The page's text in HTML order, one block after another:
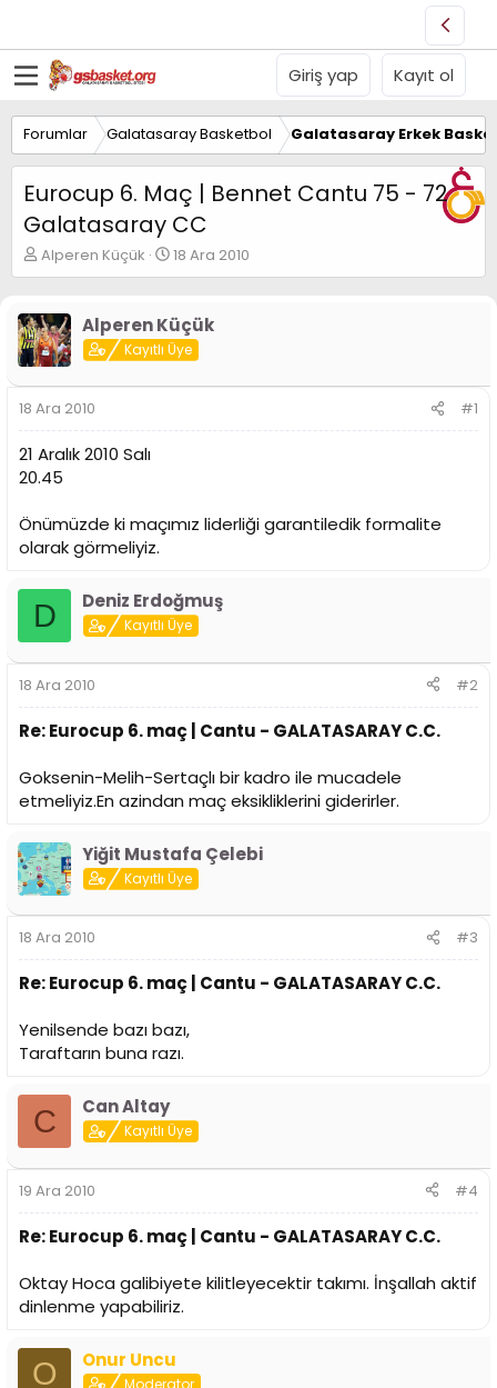
Giriş yap Kayıt ol
Forumlar Galatasaray Basketbol Galatasaray Erkek
Eurocup 6. Maç | Bennet Cantu 75 - 72
Galatasaray CC
K
o
u
y
u
B
a
ş
l
a
t
n
Alperen Küçük
B
a
l
a
n
ı
t
i
18 Ara 2010
Alperen Küçük
Kayıtlı Üye
18 Ara 2010 #1
21 Aralık 2010 Salı
20.45
Önümüzde ki maçımız liderliği garantiledik formalite
olarak görmeliyiz.
D Deniz Erdoğmuş
Kayıtlı Üye
18 Ara 2010 #2
Re: Eurocup 6. maç | Cantu - GALATASARAY C.C.
Goksenin-Melih-Sertaçlı bir kadro ile mucadele
etmeliyiz.En azindan maç eksikliklerini giderirler.
Yiğit Mustafa Çelebi
Kayıtlı Üye
18 Ara 2010 #3
Re: Eurocup 6. maç | Cantu - GALATASARAY C.C.
Yenilsende bazı bazı,
Taraftarın buna razı.
C Can Altay
Kayıtlı Üye
19 Ara 2010 #4
Re: Eurocup 6. maç | Cantu - GALATASARAY C.C.
Oktay Hoca galibiyete kilitleyecektir takımı. İnşallah aktif
dinlenme yapabiliriz.
O Onur Uncu
Moderator